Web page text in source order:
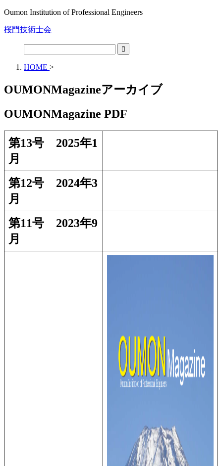
Oumon Institution of Professional Engineers
桜門技術士会
HOME >
OUMONMagazineアーカイブ
OUMONMagazine PDF
第13号 2025年1
月
第12号 2024年3
月
第11号 2023年9
月